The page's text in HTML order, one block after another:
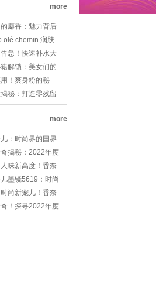
more
麝香：魅力背后
量
olé chemin 润肤
的奢华之旅!
急！快速补水大
，矿泉水真的够
解锁：美女们的
瞬间!
！爽身粉的秘
的了解吗？
秘：打造零残留
!
more
：时尚界的国界
揭秘它的全球版
揭秘：2022年度
儿香水，持久撩
味新高度！香奈
水全览，哪一款
型男秘籍？!
墨镜5619：时尚
经典，你值得拥
尚新宠儿！香奈
装，解锁你的摩
！探寻2022年度
儿香水🏆💖